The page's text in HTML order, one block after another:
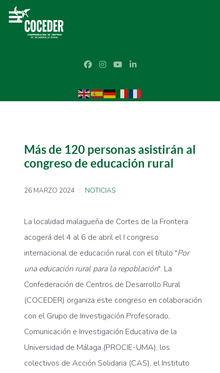
Más de 120 personas asistirán al
congreso de educación rural
26 MARZO 2024 NOTICIAS
La localidad malagueña de Cortes de la Frontera
acogerá del 4 al 6 de abril el I congreso
internacional de educación rural con el título "Por
una educación rural para la repoblación". La
Confederación de Centros de Desarrollo Rural
(COCEDER) organiza este congreso en colaboración
con el Grupo de Investigación Profesorado,
Comunicación e Investigación Educativa de la
Universidad de Málaga (PROCIE-UMA), los
colectivos de Acción Solidaria (CAS), el Instituto